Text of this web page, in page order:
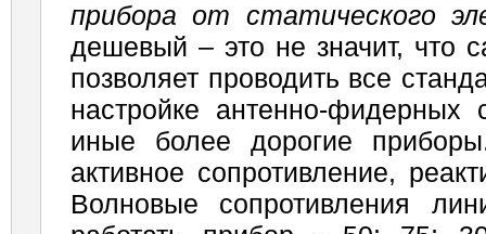
прибора от статического
дешевый – это не значит, что
позволяет проводить все
настройке антенно-
иные более дорогие
активное сопротивление,
Волновые сопротивления